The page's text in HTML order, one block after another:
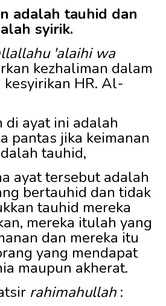
adalah tauhid dan
syirik.
'alaihi wa
kezhaliman dalam
HR. Al-
di ayat ini adalah
pantas jika keimanan
tauhid,
ayat tersebut adalah
bertauhid dan tidak
tauhid mereka
mereka itulah yang
dan mereka itu
yang mendapat
maupun akherat.
rahimahullah :